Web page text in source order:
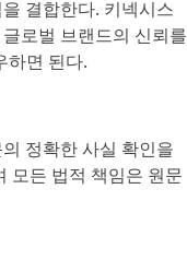
결합한다. 키넥시스
로벌 브랜드의 신뢰를
하면 된다.
정확한 사실 확인을
모든 법적 책임은 원문